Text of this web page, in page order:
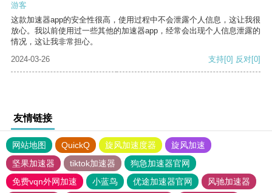
游客
这款加速器app的安全性很高，使用过程中不会泄露个人信息，这让我很
放心。我以前使用过一些其他的加速器app，经常会出现个人信息泄露的
情况，这让我非常担心。
2024-03-26
支持[0] 反对[0]
友情链接
网站地图 QuickQ 旋风加速度器
旋风加速
坚果加速器
tiktok加速器
狗急加速器官网
免费vqn外网加速
小蓝鸟 优途加速器官网
风驰加速器